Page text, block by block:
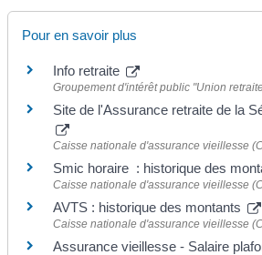
Pour en savoir plus
Info retraite
Groupement d'intérêt public "Union
Site de l'Assurance retraite de la
Caisse nationale d'assurance vieillesse
Smic horaire : historique des
Caisse nationale d'assurance vieillesse
AVTS : historique des montants
Caisse nationale d'assurance vieillesse
Assurance vieillesse - Salaire